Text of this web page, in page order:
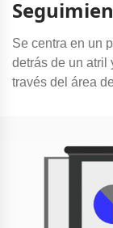
Se centra en un
detrás de un atril
través del área